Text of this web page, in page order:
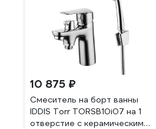
10 875 ₽
Смеситель на борт ванны
IDDIS Torr TORSB10i07 на 1
отверстие с керамическим